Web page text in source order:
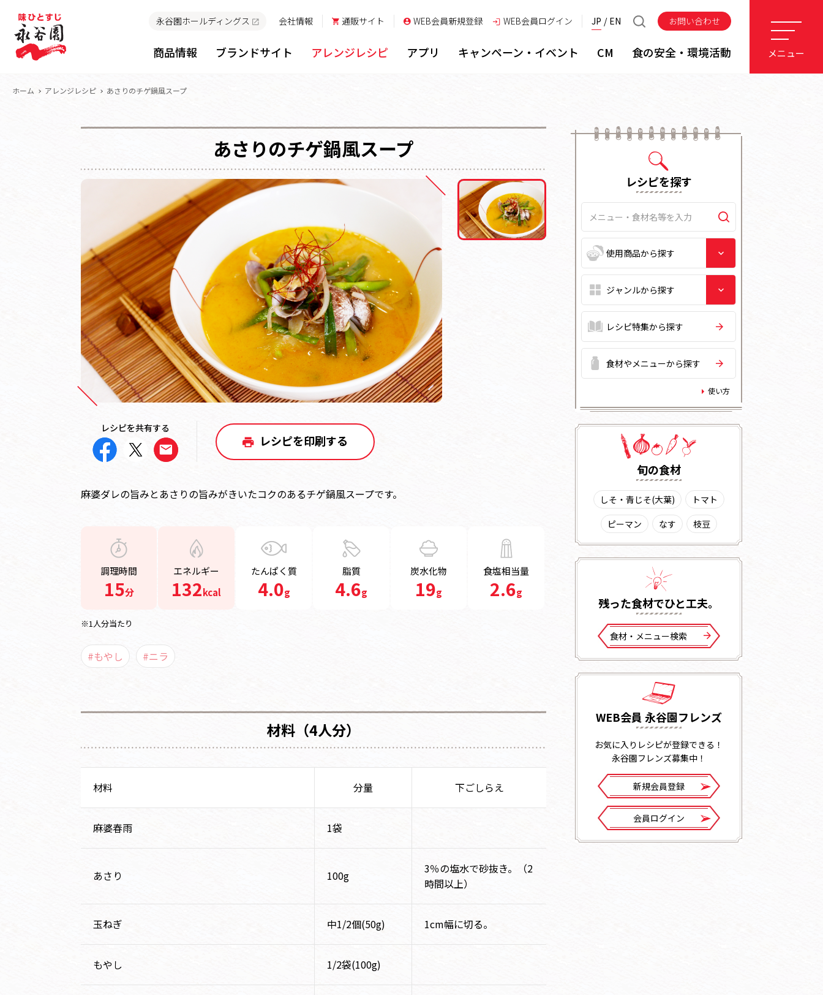
永谷園ホールディングス 会社情報 通販サイト WEB会員新規登録 WEB会員ログイン JP EN お問い合わせ
商品情報 ブランドサイト アレンジレシピ アプリ キャンペーン・イベント CM 食の安全・環境活動 メニュー
ホーム アレンジレシピ あさりのチゲ鍋風スープ
あさりのチゲ鍋風スープ
レシピを共有する
レシピを印刷する
麻婆ダレの旨みとあさりの旨みがきいたコクのあるチゲ鍋風スープです。
調理時間
15分
エネルギー
132kcal
たんぱく質
4.0g
脂質
4.6g
炭水化物
19g
食塩相当量
2.6g
※1人分当たり
#もやし #ニラ
材料（4人分）
材料 分量 下ごしらえ
麻婆春雨 1袋
あさり 100g
3％の塩水で砂抜き。（2
時間以上）
玉ねぎ 中1/2個(50g) 1cm幅に切る。
もやし 1/2袋(100g)
レシピを探す
レシピ特集から探す
食材やメニューから探す
使い方
旬の⾷材
しそ・青じそ(大葉)
トマト
ピーマン
なす 枝豆
残った⾷材でひと⼯夫。
⾷材・メニュー検索
WEB会員 永谷園フレンズ
お気に入りレシピが登録できる！
永谷園フレンズ募集中！
新規会員登録
会員ログイン